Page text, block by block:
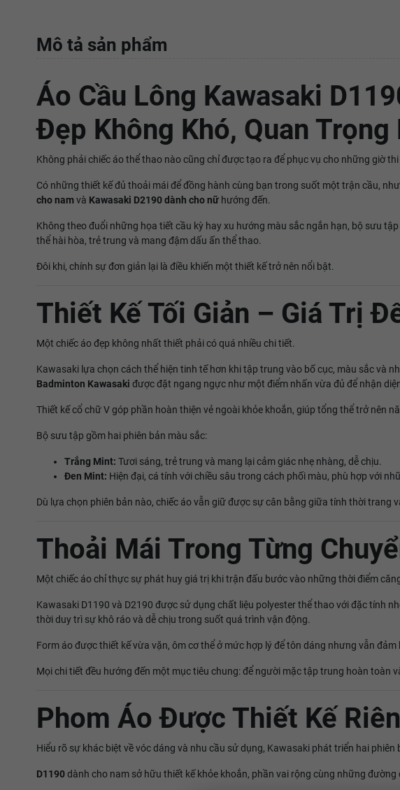
Mô tả sản phẩm
Áo Cầu Lông Kawasaki
Đẹp Không Khó, Quan
Không phải chiếc áo thể thao nào cũng chỉ được tạo ra để phục vụ cho những giờ thi
Có những thiết kế đủ thoải mái để đồng hành cùng bạn trong suốt một trận cầu,
cho namvà Kawasaki D2190 dành cho nữ hướng đến.
Không theo đuổi những họa tiết cầu kỳ hay xu hướng màu sắc ngắn hạn, bộ sưu
thể hài hòa, trẻ trung và mang đậm dấu ấn thể thao.
Đôi khi, chính sự đơn giản lại là điều khiến một thiết kế trở nên nổi bật.
Thiết Kế Tối Giản – Giá Trị
Một chiếc áo đẹp không nhất thiết phải có quá nhiều chi tiết.
Kawasaki lựa chọn cách thể hiện tinh tế hơn khi tập trung vào bố cục, màu sắc và
Badminton Kawasaki được đặt ngang ngực như một điểm nhấn vừa đủ để nhận
Thiết kế cổ chữ V góp phần hoàn thiện vẻ ngoài khỏe khoắn, giúp tổng thể trở nên
Bộ sưu tập gồm hai phiên bản màu sắc:
Trắng Mint: Tươi sáng, trẻ trung và mang lại cảm giác nhẹ nhàng, dễ chịu.
Đen Mint: Hiện đại, cá tính với chiều sâu trong cách phối màu, phù hợp với
Dù lựa chọn phiên bản nào, chiếc áo vẫn giữ được sự cân bằng giữa tính thời
Thoải Mái Trong Từng
Một chiếc áo chỉ thực sự phát huy giá trị khi trận đấu bước vào những thời điểm
Kawasaki D1190 và D2190 được sử dụng chất liệu polyester thể thao với đặc tính
thời duy trì sự khô ráo và dễ chịu trong suốt quá trình vận động.
Form áo được thiết kế vừa vặn, ôm cơ thể ở mức hợp lý để tôn dáng nhưng vẫn
Mọi chi tiết đều hướng đến một mục tiêu chung: để người mặc tập trung hoàn toàn
Phom Áo Được Thiết Kế
Hiểu rõ sự khác biệt về vóc dáng và nhu cầu sử dụng, Kawasaki phát triển hai phiên
D1190dành cho nam sở hữu thiết kế khỏe khoắn, phần vai rộng cùng những